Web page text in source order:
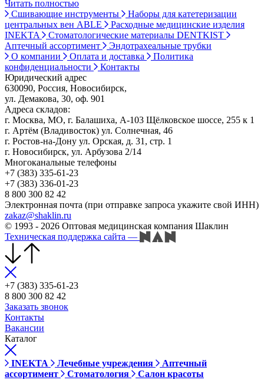
Читать полностью
Сшивающие инструменты
Наборы для катетеризации
центральных вен ABLE
Расходные медицинские изделия
INEKTA
Стоматологические материалы DENTKIST
Аптечный ассортимент
Эндотрахеальные трубки
О компании
Оплата и доставка
Политика
конфиденциальности
Контакты
Юридический адрес
630090, Россия, Новосибирск,
ул. Демакова, 30, оф. 901
Адреса складов:
г. Москва, МО, г. Балашиха, А-103 Щёлковское шоссе, 255 к 1
г. Артём (Владивосток) ул. Солнечная, 46
г. Ростов-на-Дону ул. Орская, д. 31, стр. 1
г. Новосибирск, ул. Арбузова 2/14
Многоканальные телефоны
+7 (383) 335-61-23
+7 (383) 336-01-23
8 800 300 82 42
Электронная почта (при отправке запроса укажите свой ИНН)
zakaz@shaklin.ru
© 1993 - 2026 Оптовая медицинская компания Шаклин
Техническая поддержка сайта —
+7 (383) 335-61-23
8 800 300 82 42
Заказать звонок
Контакты
Вакансии
Каталог
INEKTA Лечебные учреждения
Аптечный
ассортимент
Стоматология Салон красоты